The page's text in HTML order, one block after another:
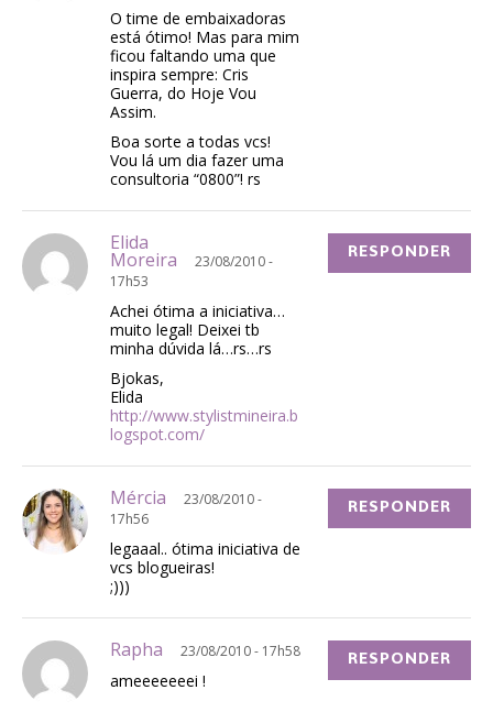
O time de embaixadoras
está ótimo! Mas para mim
ficou faltando uma que
inspira sempre: Cris
Guerra, do Hoje Vou
Assim.
Boa sorte a todas vcs!
Vou lá um dia fazer uma
consultoria “0800”! rs
Elida
Moreira
23/08/2010 -
17h53
Achei ótima a iniciativa…
muito legal! Deixei tb
minha dúvida lá…rs…rs
Bjokas,
Elida
http://www.stylistmineira.b
logspot.com/
RESPONDER
Mércia
23/08/2010 -
17h56
legaaal.. ótima iniciativa de
vcs blogueiras!
;)))
RESPONDER
Rapha 23/08/2010 - 17h58
ameeeeeeei !
RESPONDER